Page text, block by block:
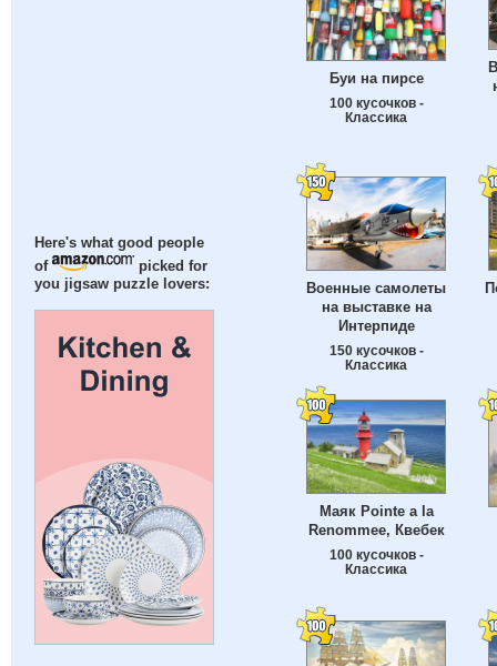
Here's what good people
of
picked for
you jigsaw puzzle lovers:
Буи на пирсе
100 кусочков -
Классика
Военные самолеты
на выставке на
Интерпиде
150 кусочков -
Классика
Маяк Pointe a la
Renommee, Квебек
100 кусочков -
Классика